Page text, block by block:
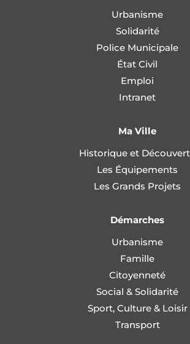
Urbanisme
Solidarité
Police Municipale
État Civil
Emploi
Intranet
Ma Ville
Historique et
Les Équipements
Les Grands Projets
Démarches
Urbanisme
Famille
Citoyenneté
Social & Solidarité
Sport, Culture & Loisir
Transport